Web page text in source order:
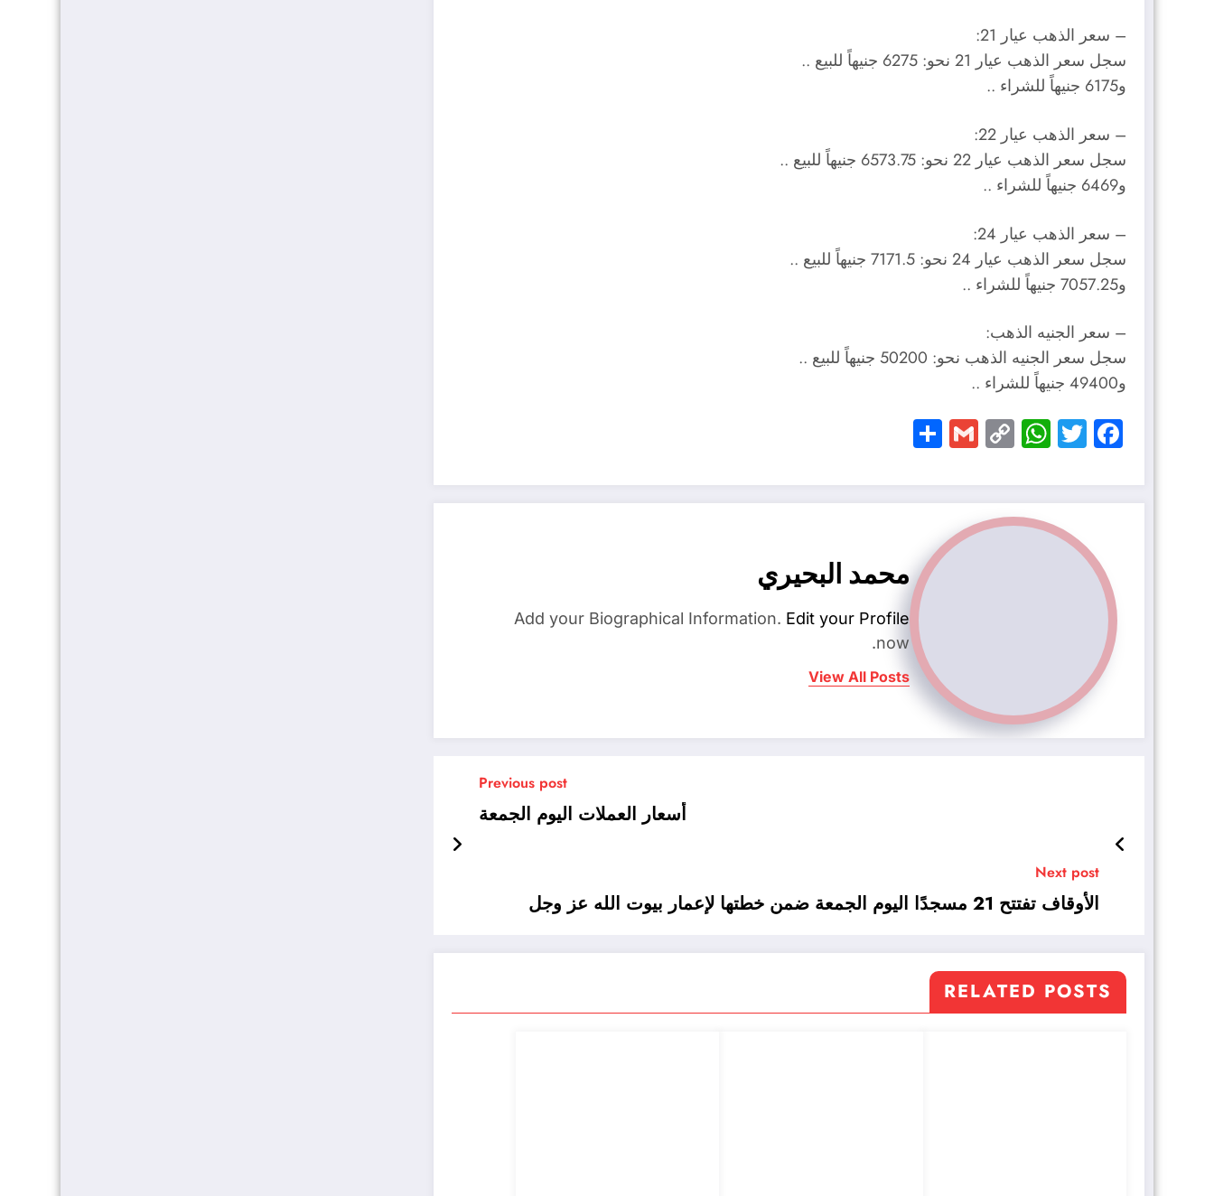
– سعر الذهب عيار 21:
سجل سعر الذهب عيار 21 نحو: 6275 جنيهاً للبيع ..
و6175 جنيهاً للشراء ..
– سعر الذهب عيار 22:
سجل سعر الذهب عيار 22 نحو: 6573.75 جنيهاً للبيع ..
و6469 جنيهاً للشراء ..
– سعر الذهب عيار 24:
سجل سعر الذهب عيار 24 نحو: 7171.5 جنيهاً للبيع ..
و7057.25 جنيهاً للشراء ..
– سعر الجنيه الذهب:
سجل سعر الجنيه الذهب نحو: 50200 جنيهاً للبيع ..
و49400 جنيهاً للشراء ..
Facebook
Twitter
WhatsApp
Copy
Link
Gmail
محمد البحيري
Add your Biographical Information. Edit your Profile
now.
View All Posts
Previous post
أسعار العملات اليوم الجمعة
Next post
الأوقاف تفتتح 21 مسجدًا اليوم الجمعة ضمن خطتها لإعمار بيوت الله عز وجل
RELATED POSTS